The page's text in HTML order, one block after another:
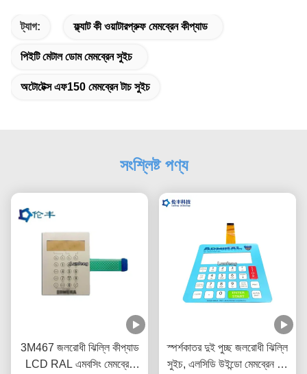
ট্যাগ: ফ্ল্যাট কী ওয়াটারপ্রুফ মেমব্রেন কীপ্যাড
পিইটি মেটাল ডোম মেমব্রেন সুইচ
অটোটেক্স এফ150 মেমব্রেন টাচ সুইচ
সংশ্লিষ্ট পণ্য
3M467 জলরোধী ঝিল্লি কীপ্যাড
LCD RAL এমবসিং মেমব্রেন
স্পর্শকাতর দুই পুচ্ছ জলরোধী ঝিল্লি
সুইচ, এলসিডি উইন্ডো মেমব্রেন টাচ